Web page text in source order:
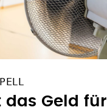
das Geld für